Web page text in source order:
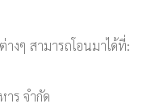
างๆ สามารถโอนมาได้ที่:
ร จำกัด